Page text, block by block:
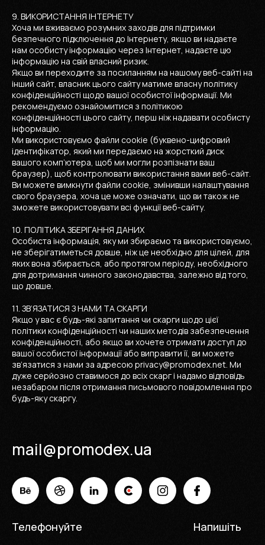
9. ВИКОРИСТАННЯ ІНТЕРНЕТУ
Хоча ми вживаємо розумних заходів для підтримки
безпечного підключення до Інтернету, якщо ви надаєте
нам особисту інформацію через Інтернет, надаєте цю
інформацію на свій власний ризик.
Якщо ви переходите за посиланням на нашому веб-сайті на
інший сайт, власник цього сайту матиме власну політику
конфіденційності щодо вашої особистої інформації. Ми
рекомендуємо ознайомитися з політикою
конфіденційності цього сайту, перш ніж надавати особисту
інформацію.
Ми використовуємо файли cookie (буквено-цифровий
ідентифікатор, який ми передаємо на жорсткий диск
вашого комп’ютера, щоб ми могли розпізнати ваш
браузер), щоб контролювати використання вами веб-сайт.
Ви можете вимкнути файли cookie, змінивши налаштування
свого браузера, хоча це може означати, що ви також не
зможете використовувати всі функції веб-сайту.
10. ПОЛІТИКА ЗБЕРІГАННЯ ДАНИХ
Особиста інформація, яку ми збираємо та використовуємо,
не зберігатиметься довше, ніж це необхідно для цілей, для
яких вона збирається, або протягом періоду, необхідного
для дотримання чинного законодавства, залежно від того,
що довше.
11. ЗВ’ЯЗАТИСЯ З НАМИ ТА СКАРГИ
Якщо у вас є будь-які запитання чи скарги щодо цієї
політики конфіденційності чи наших методів забезпечення
конфіденційності, або якщо ви хочете отримати доступ до
вашої особистої інформації або виправити її, ви можете
зв’язатися з нами за адресою privacy@promodex.net. Ми
дуже серйозно ставимося до всіх скарг і надамо відповідь
незабаром після отримання письмового повідомлення про
будь-яку скаргу.
mail@promodex.ua
Телефонуйте Напишіть